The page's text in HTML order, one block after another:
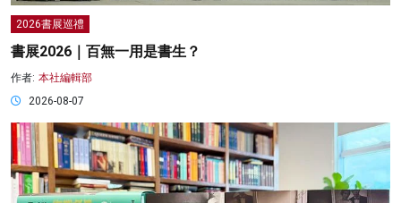
2026書展巡禮
書展2026｜百無一用是書生？
作者: 本社編輯部
2026-08-07